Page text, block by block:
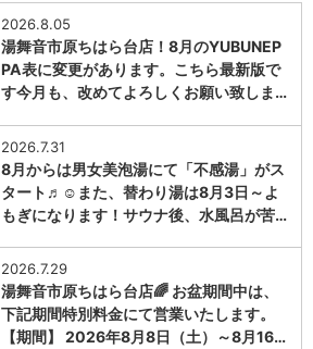
2026.8.05
湯舞音市原ちはら台店！8月のYUBUNEP
PA表に変更があります。こちら最新版で
す今月も、改めてよろしくお願い致しま…
2026.7.31
8月からは男女美泡湯にて「不感湯」がス
タート♬☺また、替わり湯は8月3日～よ
もぎになります！サウナ後、水風呂が苦…
2026.7.29
湯舞音市原ちはら台店🌈 お盆期間中は、
下記期間特別料金にて営業いたします。
【期間】 2026年8月8日（土）～8月16…